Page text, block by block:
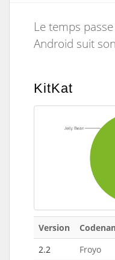
Le temps
Android suit
KitKat
Version
2.2
Froyo